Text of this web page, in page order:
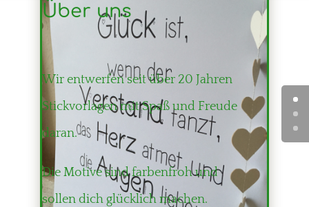
Über uns
Wir entwerfen seit über 20 Jahren
Stickvorlagen mit Spaß und Freude
daran.
Die Motive sind farbenfroh und
sollen dich glücklich machen.